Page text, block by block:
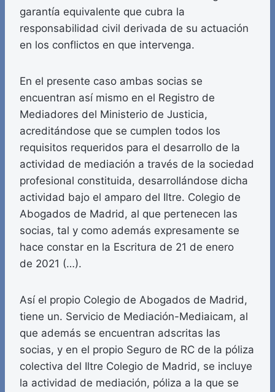
garantía equivalente que cubra la
responsabilidad civil derivada de su actuación
en los conflictos en que intervenga.
En el presente caso ambas socias se
encuentran así mismo en el Registro de
Mediadores del Ministerio de Justicia,
acreditándose que se cumplen todos los
requisitos requeridos para el desarrollo de la
actividad de mediación a través de la sociedad
profesional constituida, desarrollándose dicha
actividad bajo el amparo del Iltre. Colegio de
Abogados de Madrid, al que pertenecen las
socias, tal y como además expresamente se
hace constar en la Escritura de 21 de enero
de 2021 (…).
Así el propio Colegio de Abogados de Madrid,
tiene un. Servicio de Mediación-Mediaicam, al
que además se encuentran adscritas las
socias, y en el propio Seguro de RC de la póliza
colectiva del Iltre Colegio de Madrid, se incluye
la actividad de mediación, póliza a la que se